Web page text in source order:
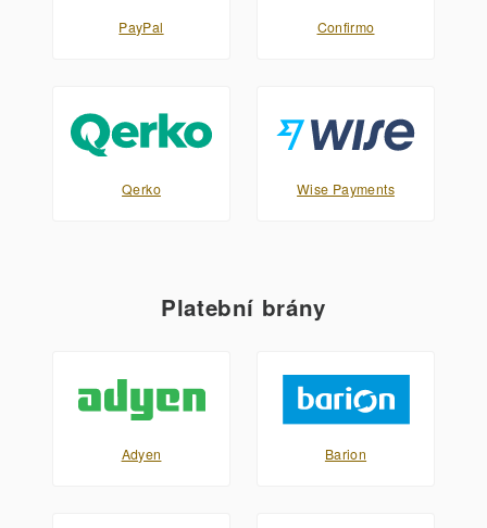
PayPal Confirmo
Qerko Wise Payments
Platební brány
Adyen Barion